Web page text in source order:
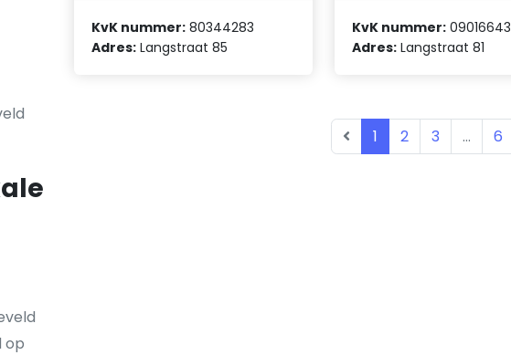
op
KvK nummer: 80344283
Adres: Langstraat 85
KvK nummer: 09016643
Adres: Langstraat 81
1 2 3 ... 6